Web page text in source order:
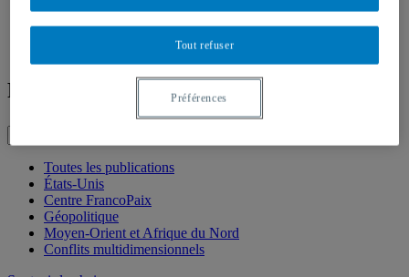
Publications
Toutes les publications
États-Unis
Centre FrancoPaix
Géopolitique
Moyen-Orient et Afrique du Nord
Conflits multidimensionnels
Tout refuser
Préférences